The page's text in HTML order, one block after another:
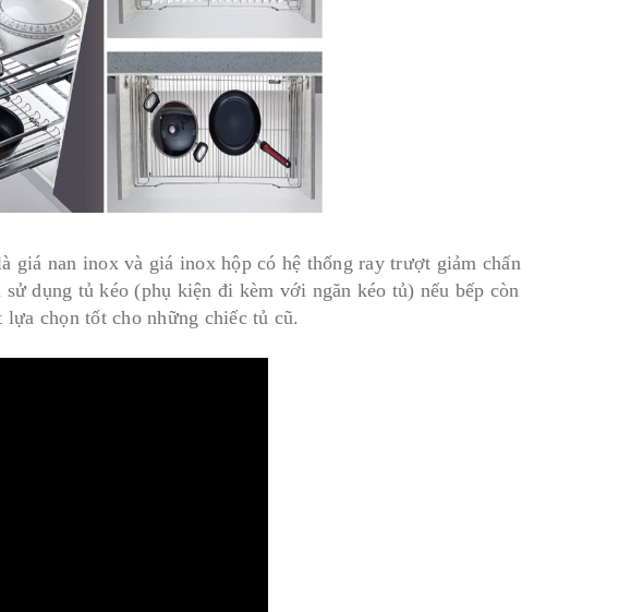
giá nan inox và giá inox hộp có hệ thống ray trượt giảm chấn
dụng tủ kéo (phụ kiện đi kèm với ngăn kéo tủ) nếu bếp còn
chọn tốt cho những chiếc tủ cũ.